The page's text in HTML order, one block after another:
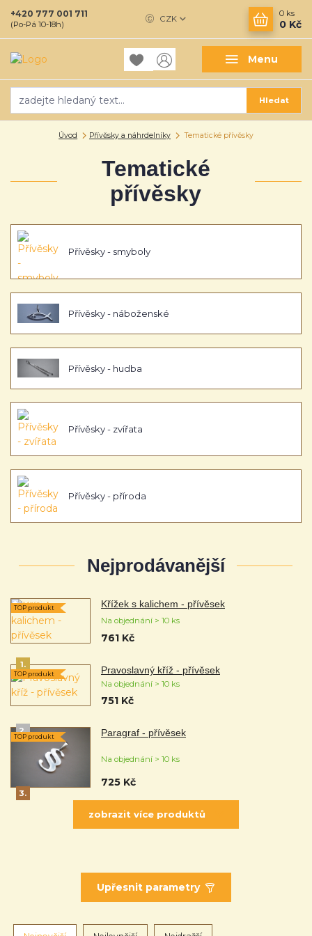
Menu
CZK
Hledat
+420 777 001 711
(Po-Pá 10-18h)
0 ks
0 Kč
Úvod Přívěsky a náhrdelníky Tematické přívěsky
Tematické
přívěsky
Přívěsky - smyboly
Přívěsky - náboženské
Přívěsky - hudba
Přívěsky - zvířata
Přívěsky - příroda
Nejprodávanější
1.
Křížek s kalichem - přívěsek
Na objednání > 10 ks
TOP produkt
761 Kč
2.
Pravoslavný kříž - přívěsek
Na objednání > 10 ks
TOP produkt
751 Kč
3.
Paragraf - přívěsek
Na objednání > 10 ks
TOP produkt
725 Kč
zobrazit více produktů
Upřesnit parametry